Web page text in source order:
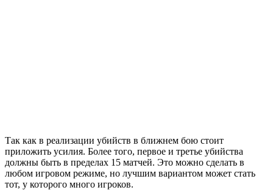
Так как в реализации убийств в ближнем бою стоит
приложить усилия. Более того, первое и третье убийства
должны быть в пределах 15 матчей. Это можно сделать в
любом игровом режиме, но лучшим вариантом может стать
тот, у которого много игроков.